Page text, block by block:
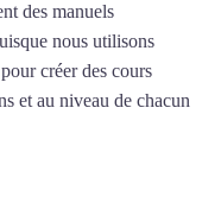
des manuels
nous utilisons
créer des cours
et au niveau de chacun